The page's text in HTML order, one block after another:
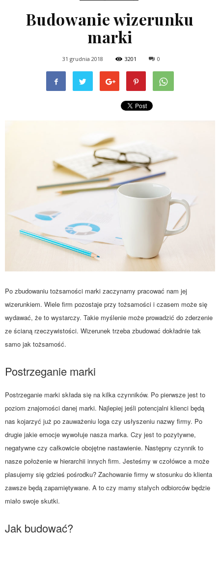
Budowanie wizerunku
marki
31 grudnia 2018 3201 0
Po zbudowaniu tożsamości marki zaczynamy pracować nam jej
wizerunkiem. Wiele firm pozostaje przy tożsamości i czasem może się
wydawać, że to wystarczy. Takie myślenie może prowadzić do zderzenie
ze ścianą rzeczywistości. Wizerunek trzeba zbudować dokładnie tak
samo jak tożsamość.
Postrzeganie marki
Postrzeganie marki składa się na kilka czynników. Po pierwsze jest to
poziom znajomości danej marki. Najlepiej jeśli potencjalni klienci będą
nas kojarzyć już po zauważeniu loga czy usłyszeniu nazwy firmy. Po
drugie jakie emocje wywołuje nasza marka. Czy jest to pozytywne,
negatywne czy całkowicie obojętne nastawienie. Następny czynnik to
nasze położenie w hierarchii innych firm. Jesteśmy w czołówce a może
plasujemy się gdzieś pośrodku? Zachowanie firmy w stosunku do klienta
zawsze będą zapamiętywane. A to czy mamy stałych odbiorców będzie
miało swoje skutki.
Jak budować?